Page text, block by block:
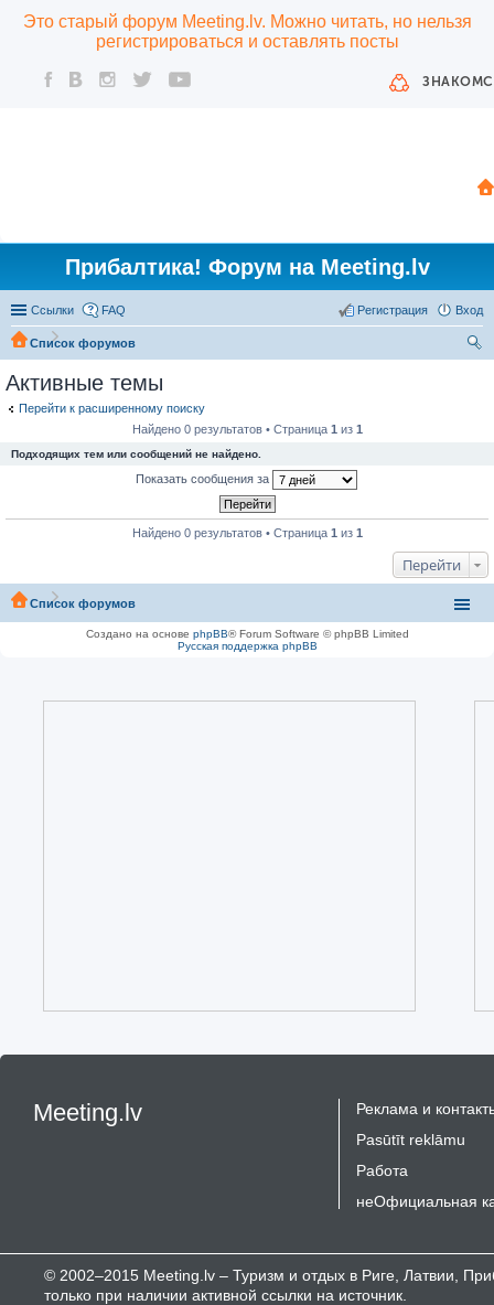
Это старый форум Meeting.lv. Можно читать, но нельзя
регистрироваться и оставлять посты
Прибалтика! Форум на Meeting.lv
Ссылки FAQ Вход
Регистрация
Список форумов
Активные темы
Перейти к расширенному поиску
Найдено 0 результатов • Страница 1 из 1
Подходящих тем или сообщений не найдено.
Показать сообщения за
Найдено 0 результатов • Страница 1 из 1
Перейти
Список форумов
Создано на основе phpBB® Forum Software © phpBB Limited
Русская поддержка phpBB
Meeting.lv
Реклама и
Pasūtīt reklāmu
Работа
неОфициальная
© 2002–2015 Meeting.lv – Туризм и отдых в Риге, Латвии,
только при наличии активной ссылки на источник.